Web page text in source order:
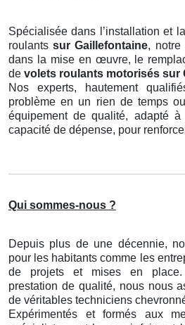
Spécialisée dans l’installation et
roulantssur Gaillefontaine, notre
dans la mise en œuvre, le
de volets roulants motorisés sur
Nos experts, hautement
problème en un rien de temps
équipement de qualité, adapté
capacité de dépense, pour
Qui sommes-nous ?
Depuis plus de une décennie,
pour les habitants comme les
de projets et mises en place.
prestation de qualité, nous nous
de véritables techniciens
Expérimentés et formés aux